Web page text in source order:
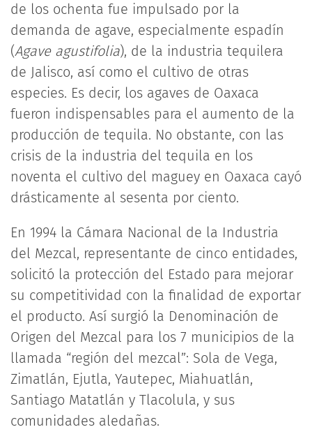
de los ochenta fue impulsado por la
demanda de agave, especialmente espadín
(Agave agustifolia), de la industria tequilera
de Jalisco, así como el cultivo de otras
especies. Es decir, los agaves de Oaxaca
fueron indispensables para el aumento de la
producción de tequila. No obstante, con las
crisis de la industria del tequila en los
noventa el cultivo del maguey en Oaxaca cayó
drásticamente al sesenta por ciento.
En 1994 la Cámara Nacional de la Industria
del Mezcal, representante de cinco entidades,
solicitó la protección del Estado para mejorar
su competitividad con la finalidad de exportar
el producto. Así surgió la Denominación de
Origen del Mezcal para los 7 municipios de la
llamada “región del mezcal”: Sola de Vega,
Zimatlán, Ejutla, Yautepec, Miahuatlán,
Santiago Matatlán y Tlacolula, y sus
comunidades aledañas.